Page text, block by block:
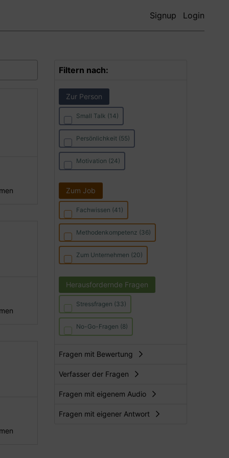
Signup Login
Filtern nach:
Zur Person
Small Talk (14)
Persönlichkeit (55)
Motivation (24)
Zum Job
Fachwissen (41)
Methodenkompetenz (36)
Zum Unternehmen (20)
Herausfordernde Fragen
Stressfragen (33)
No-Go-Fragen (8)
Fragen mit Bewertung
Verfasser der Fragen
Fragen mit eigenem Audio
Fragen mit eigener Antwort